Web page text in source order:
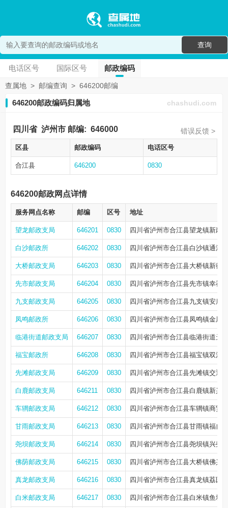
查询
电话区号 国际区号 邮政编码
查属地 > 邮编查询 > 646200邮编
646200邮政编码归属地 chashudi.com
四川省 泸州市 邮编: 646000 错误反馈 >
区县 邮政编码 电话区号
合江县 646200 0830
646200邮政网点详情
服务网点名称 邮编 区号 地址
望龙邮政支局 646201 0830 四川省泸州市合江县望龙镇新建
白沙邮政所 646202 0830 四川省泸州市合江县白沙镇通江
大桥邮政支局 646203 0830 四川省泸州市合江县大桥镇新街
先市邮政支局 646204 0830 四川省泸州市合江县先市镇幸福
九支邮政支局 646205 0830 四川省泸州市合江县九支镇安康
凤鸣邮政所 646206 0830 四川省泸州市合江县凤鸣镇金凤
临港街道邮政支局 646207 0830 四川省泸州市合江县临港街道天
福宝邮政所 646208 0830 四川省泸州市合江县福宝镇双河
先滩邮政支局 646209 0830 四川省泸州市合江县先滩镇交通
白鹿邮政支局 646211 0830 四川省泸州市合江县白鹿镇新兴
车辋邮政支局 646212 0830 四川省泸州市合江县车辋镇商贸
甘雨邮政支局 646213 0830 四川省泸州市合江县甘雨镇福自
尧坝邮政支局 646214 0830 四川省泸州市合江县尧坝镇兴尧
佛荫邮政支局 646215 0830 四川省泸州市合江县大桥镇佛兴
真龙邮政支局 646216 0830 四川省泸州市合江县真龙镇荔园
白米邮政支局 646217 0830 四川省泸州市合江县白米镇鱼塘